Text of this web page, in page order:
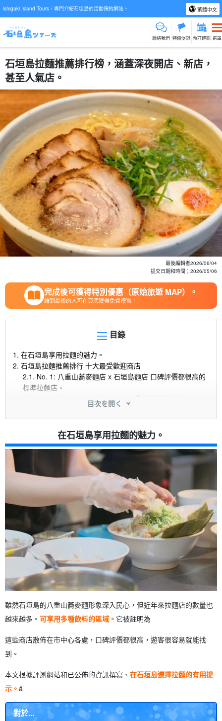
Ishigaki Island Tours，專門介紹石垣島的活動預約網站。 繁體中文
聯絡我們 特價促銷 預訂確認 選單
石垣島拉麵推薦排行榜，涵蓋深夜開店、新店，
甚至人氣店。
最後編輯者2026/06/04
提交日期和時間； 2026/05/06
完成後可獲得特別優惠（原始旅遊 MAP）。
讀到最後的人可在頁底獲得免費禮物！
目錄
1. 在石垣島享用拉麵的魅力。
2. 石垣島拉麵推薦排行 十大最受歡迎商店
2.1. No. 1: 八重山蕎麥麵店 x 石垣島麵店 口碑評價都很高的
標準拉麵店。
No. 2: Mendokoro Onigakijima 湯頭豐富的拉麵。
No. 3: 石垣島門屋虎二郎 很有天份的拉麵店，雞肉湯頭
很受歡迎
No. 4: 石垣中式蕎麥麵牛卡多德 清淡、口碑好的飲料。
2.5.No. 5: 門屋八重山風味 深受遊客喜愛的獨特拉麵。
No. 6: 阿古豬肉擔擔麵和石垣燒牛肉 提供烤肉+擔擔麵的
2.7.第 7 位：拉麵熊貓食堂 以優異的性價比深受當地人喜
愛。
2.8.編號 8：設置石垣島 Mazesoba 類型的熱門話題。
2.9.第 9 位：Hanare Ramen 居酒屋 Kamakura 人氣餐廳，
也可當居酒屋使用
2.10.
No. 10: 石垣島麵店，三崎町 喝完酒回家路上可以順便
逛逛的地點。
3.石垣島拉麵的評論與 令人擔憂的傳言背後的真相
禁止日本人進入」等謠言的背景。
深夜營業 石垣島上可以在深夜用餐的拉麵店。
4.1.
Misakicho 區域的拉麵店深夜營業。
4.3.深夜使用的注意事項 開放時間與壅塞情況
5.石垣島上最新的拉麵店資訊。
5.2.熱門主題的新增與更新資訊
6.1.以 Jiro 為靈感的拉麵店。
6.3.
7.從連鎖店到個體店 石垣島拉麵的特色與選擇方法
7.1.石垣島上的拉麵連鎖餐廳。
目次を開く
在石垣島享用拉麵的魅力。
雖然石垣島的八重山蕎麥麵形象深入民心，但近年來拉麵店的數量也
越來越多。 可享用多種飲料的區域。 它被註明為
這些商店散佈在市中心各處，口碑評價都很高，遊客很容易就能找
到。
本文根據評測網站和已公佈的資訊撰寫、 在石垣島選擇拉麵的有用提
示。 â
對於...